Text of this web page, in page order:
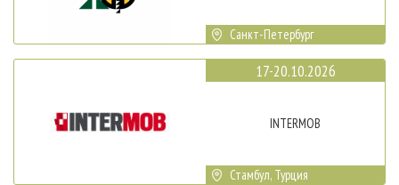
Санкт-Петербург
17-20.10.2026
INTERMOB
Стамбул, Турция